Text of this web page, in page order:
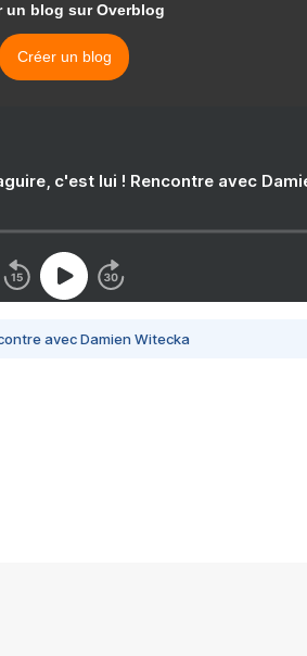
un blog sur Overblog
Créer un blog
c'est lui ! Rencontre avec
avec Damien Witecka